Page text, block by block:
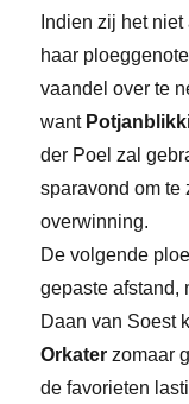
Indien zij het
haar
vaandel over te
want
der Poel zal
sparavond om te
overwinning.
De volgende
gepaste afstand,
Daan van Soest
Orkater zomaar
de favorieten